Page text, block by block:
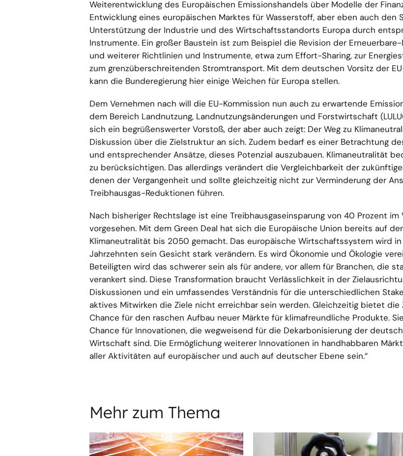
Weiterentwicklung des Europäischen Emissionshandels über Modelle der
Entwicklung eines europäischen Marktes für Wasserstoff, aber eben auch den
Unterstützung der Industrie und des Wirtschaftsstandorts Europa durch
Instrumente. Ein großer Baustein ist zum Beispiel die Revision der
und weiterer Richtlinien und Instrumente, etwa zum Effort-Sharing, zur
zum grenzüberschreitenden Stromtransport. Mit dem deutschen Vorsitz der
kann die Bunderegierung hier einige Weichen für Europa stellen.
Dem Vernehmen nach will die EU-Kommission nun auch zu erwartende
dem Bereich Landnutzung, Landnutzungsänderungen und Forstwirtschaft
sich ein begrüßenswerter Vorstoß, der aber auch zeigt: Der Weg zu
Diskussion über die Zielstruktur an sich. Zudem bedarf es einer Betrachtung
und entsprechender Ansätze, dieses Potenzial auszubauen. Klimaneutralität
zu berücksichtigen. Das allerdings verändert die Vergleichbarkeit der
denen der Vergangenheit und sollte gleichzeitig nicht zur Verminderung der
Treibhausgas-Reduktionen führen.
Nach bisheriger Rechtslage ist eine Treibhausgaseinsparung von 40 Prozent im
vorgesehen. Mit dem Green Deal hat sich die Europäische Union bereits auf
Klimaneutralität bis 2050 gemacht. Das europäische Wirtschaftssystem wird
Jahrzehnten sein Gesicht stark verändern. Es wird Ökonomie und Ökologie
Beteiligten wird das schwerer sein als für andere, vor allem für Branchen, die
verankert sind. Diese Transformation braucht Verlässlichkeit in der
Diskussionen und ein umfassendes Verständnis für die unterschiedlichen
aktives Mitwirken die Ziele nicht erreichbar sein werden. Gleichzeitig bietet die
Chance für den raschen Aufbau neuer Märkte für klimafreundliche Produkte.
Chance für Innovationen, die wegweisend für die Dekarbonisierung der
Wirtschaft sind. Die Ermöglichung weiterer Innovationen in handhabbaren
aller Aktivitäten auf europäischer und auch auf deutscher Ebene sein.“
Mehr zum Thema